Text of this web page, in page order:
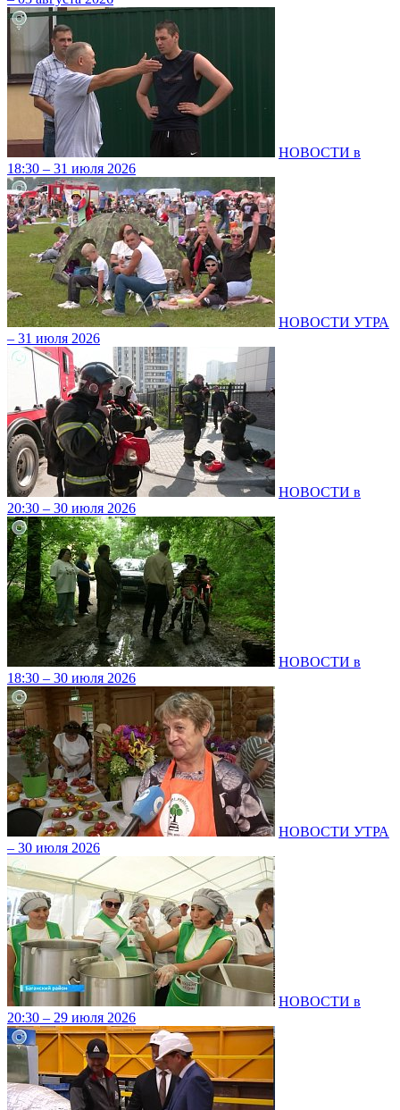
НОВОСТИ в
18:30 – 31 июля 2026
НОВОСТИ УТРА
– 31 июля 2026
НОВОСТИ в
20:30 – 30 июля 2026
НОВОСТИ в
18:30 – 30 июля 2026
НОВОСТИ УТРА
– 30 июля 2026
НОВОСТИ в
20:30 – 29 июля 2026